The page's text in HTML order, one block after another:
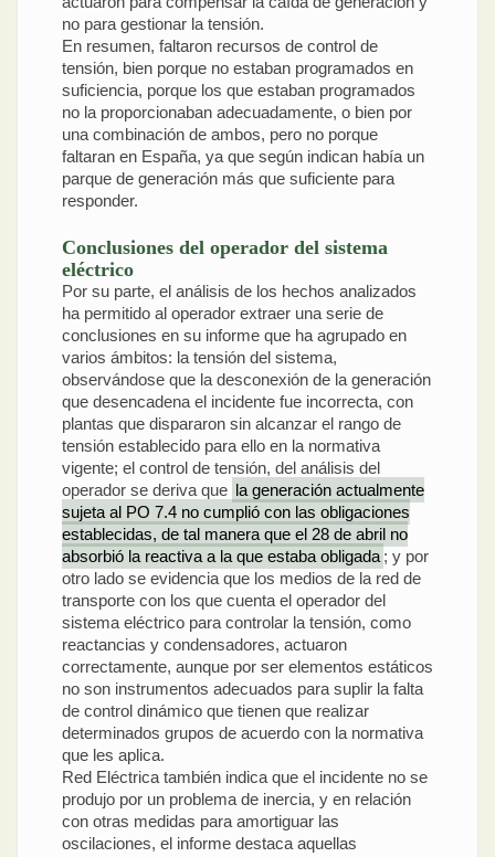
no para gestionar la tensión.
En resumen, faltaron recursos de control de
tensión, bien porque no estaban programados en
suficiencia, porque los que estaban programados
no la proporcionaban adecuadamente, o bien por
una combinación de ambos, pero no porque
faltaran en España, ya que según indican había un
parque de generación más que suficiente para
responder.
Conclusiones del operador del sistema
eléctrico
Por su parte, el análisis de los hechos analizados
ha permitido al operador extraer una serie de
conclusiones en su informe que ha agrupado en
varios ámbitos: la tensión del sistema,
observándose que la desconexión de la generación
que desencadena el incidente fue incorrecta, con
plantas que dispararon sin alcanzar el rango de
tensión establecido para ello en la normativa
vigente; el control de tensión, del análisis del
operador se deriva que la generación actualmente
sujeta al PO 7.4 no cumplió con las obligaciones
establecidas, de tal manera que el 28 de abril no
absorbió la reactiva a la que estaba obligada ; y por
otro lado se evidencia que los medios de la red de
transporte con los que cuenta el operador del
sistema eléctrico para controlar la tensión, como
reactancias y condensadores, actuaron
correctamente, aunque por ser elementos estáticos
no son instrumentos adecuados para suplir la falta
de control dinámico que tienen que realizar
determinados grupos de acuerdo con la normativa
que les aplica.
Red Eléctrica también indica que el incidente no se
produjo por un problema de inercia, y en relación
con otras medidas para amortiguar las
oscilaciones, el informe destaca aquellas